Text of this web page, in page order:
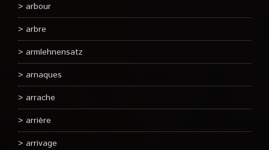
arbour
arbre
armlehnensatz
arnaques
arrache
arrière
arrivage